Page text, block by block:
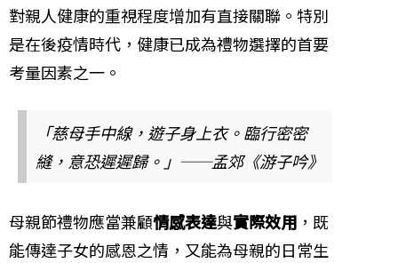
對親人健康的重視程度增加有直接關聯。特別
是在後疫情時代，健康已成為禮物選擇的首要
考量因素之一。
「慈母手中線，遊子身上衣。臨行密密
縫，意恐遲遲歸。」──孟郊《游子吟》
母親節禮物應當兼顧情感表達與實際效用 ，既
能傳達子女的感恩之情，又能為母親的日常生